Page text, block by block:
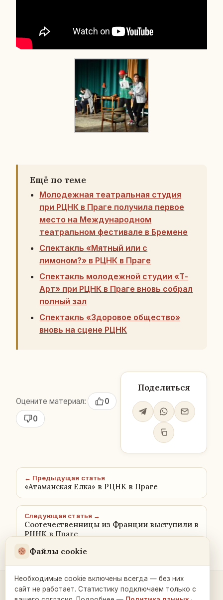
Ещё по теме
Молодежная театральная студия
при РЦНК в Праге получила первое
место на Международном
театральном фестивале в Бремене
Спектакль «Мятный или с
лимоном?» в РЦНК в Праге
Спектакль молодежной студии «Т-
Арт» при РЦНК в Праге вновь собрал
полный зал
Спектакль «Здоровое общество»
вновь на сцене РЦНК
Оцените материал:
0
0
Поделиться
← Предыдущая статья
«Атаманская Елка» в РЦНК в Праге
Следующая статья →
Соотечественницы из Франции выступили в
РЦНК в Праге
Контакты и связь →
Файлы cookie
Необходимые cookie включены всегда — без них
сайт не работает. Статистику подключаем только с